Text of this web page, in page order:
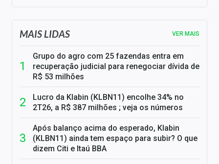
MAIS LIDAS VER MAIS
Grupo do agro com 25 fazendas entra em
recuperação judicial para renegociar dívida de
R$ 53 milhões
Lucro da Klabin (KLBN11) encolhe 34% no
2T26, a R$ 387 milhões ; veja os números
Após balanço acima do esperado, Klabin
(KLBN11) ainda tem espaço para subir? O que
dizem Citi e Itaú BBA